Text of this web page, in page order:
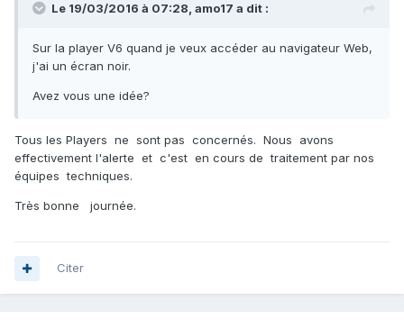
Le 19/03/2016 à 07:28, amo17 a dit :
Sur la player V6 quand je veux accéder au navigateur Web,
j'ai un écran noir.
Avez vous une idée?
Tous les Players ne sont pas concernés. Nous avons
effectivement l'alerte et c'est en cours de traitement par nos
équipes techniques.
Très bonne journée.
Citer